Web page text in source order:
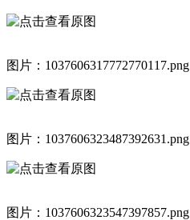
图片：1037606317772770117.png
图片：1037606323487392631.png
图片：1037606323547397857.png